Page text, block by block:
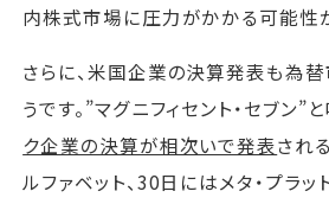
内株式市場に圧力がかかる可能性
さらに、米国企業の決算発表も為
うです。”マグニフィセント・セブン”
ク企業の決算が相次いで発表され
ルファベット、30日にはメタ・プラッ